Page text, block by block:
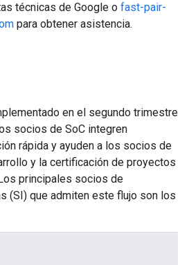
técnicas de Google o fast-pair-
para obtener asistencia.
en el segundo trimestre
socios de SoC integren
rápida y ayuden a los socios de
y la certificación de proyectos
principales socios de
(SI) que admiten este flujo son los